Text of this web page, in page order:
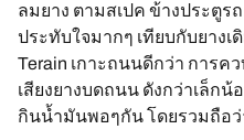
ลมยาง ตามสเปค ข้างประตูร
ประทับใจมากๆ เทียบกับยางเ
Terain เกาะถนนดีกว่า การ
เสียงยางบดถนน ดังกว่าเล็ก
กินน้ำมันพอๆกัน โดยรวมถือ